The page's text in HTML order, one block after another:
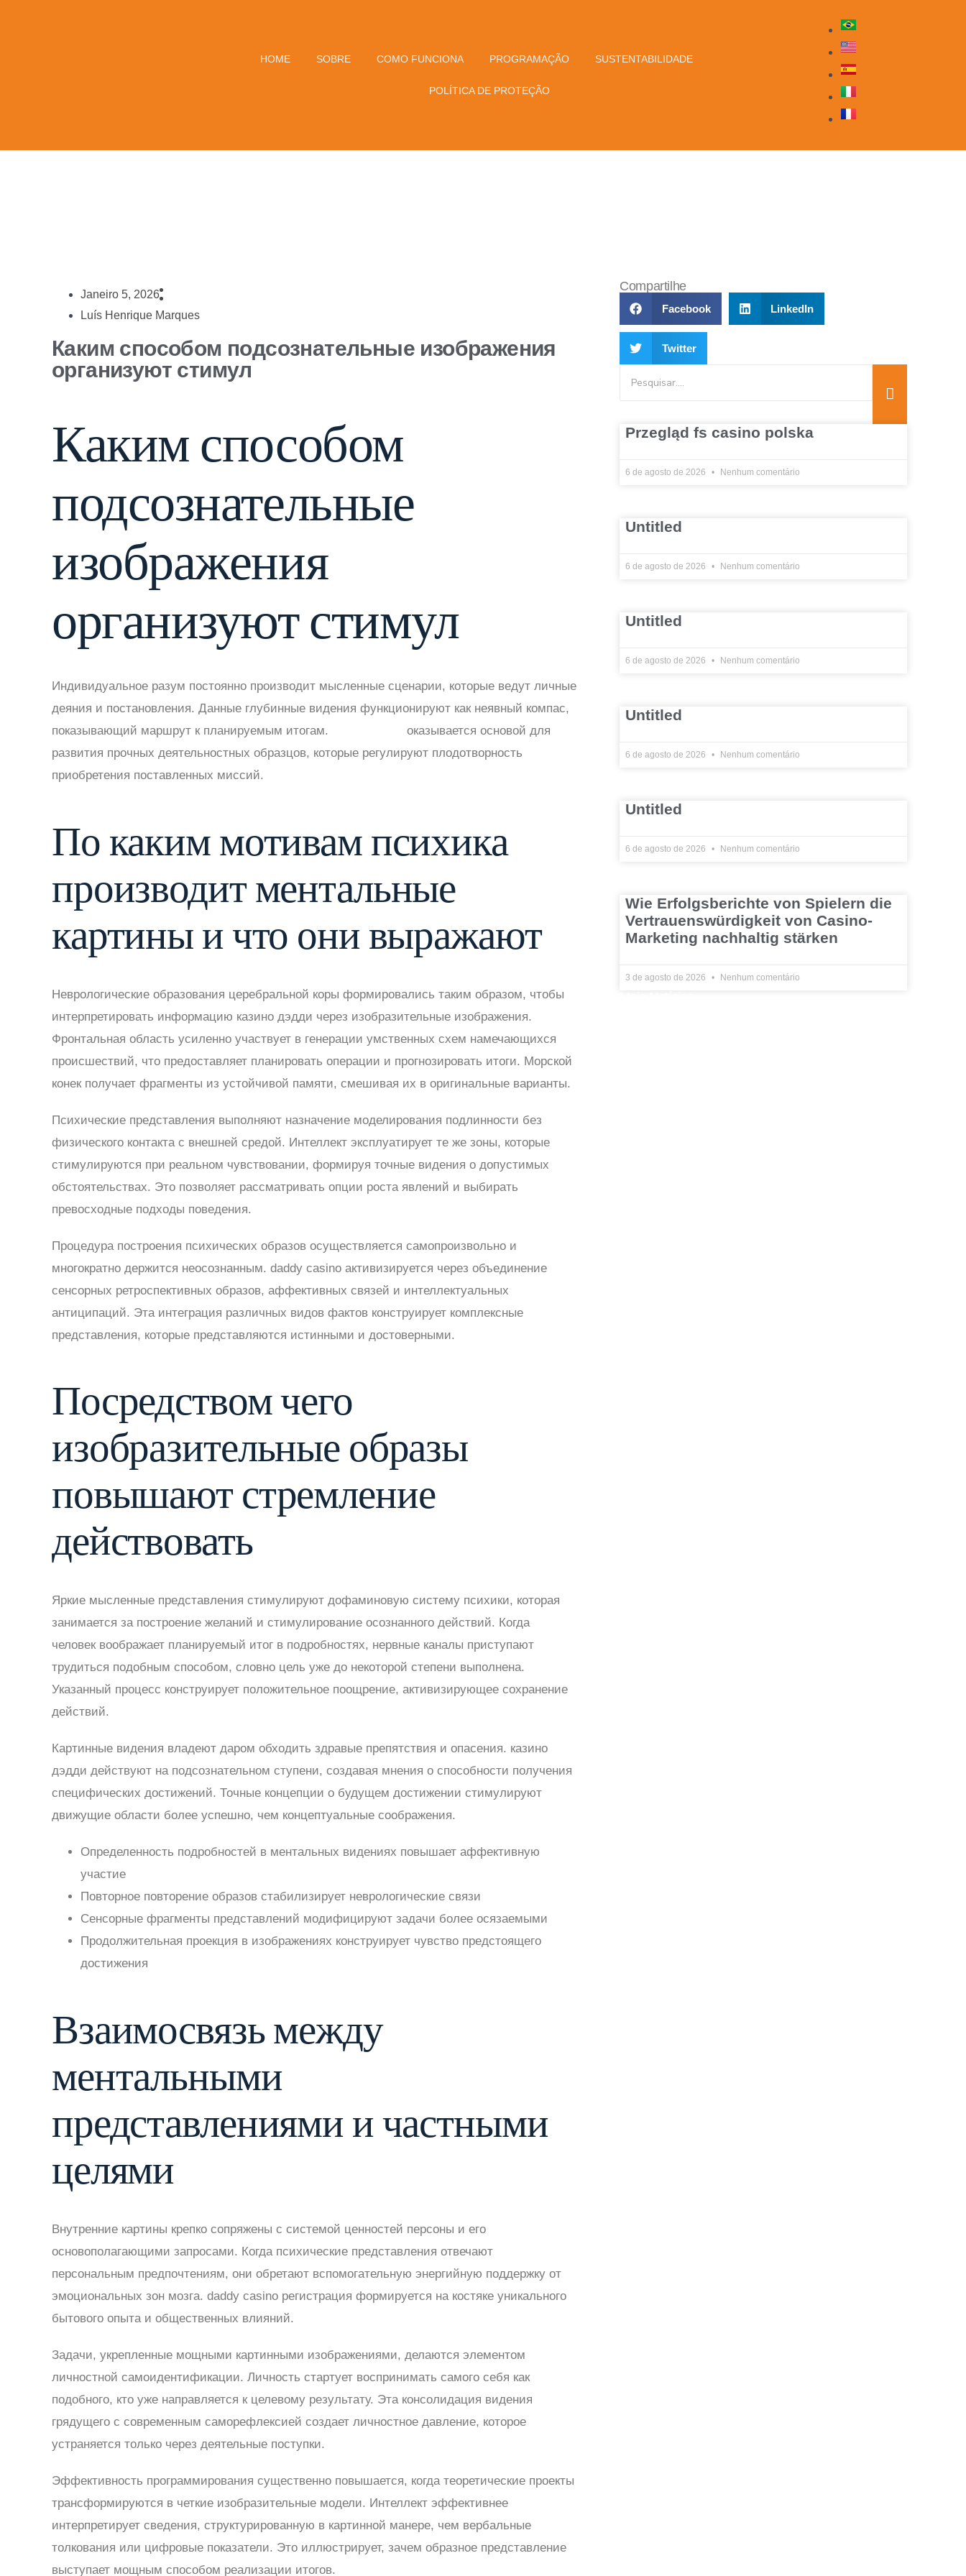
HOME SOBRE COMO FUNCIONA PROGRAMAÇÃO SUSTENTABILIDADE
POLÍTICA DE PROTEÇÃO
Janeiro 5, 2026
Luís Henrique Marques
Каким способом подсознательные изображения
организуют стимул
Каким способом
подсознательные
изображения
организуют стимул
Индивидуальное разум постоянно производит мысленные сценарии, которые ведут личные
деяния и постановления. Данные глубинные видения функционируют как неявный компас,
показывающий маршрут к планируемым итогам.
оказывается основой для
развития прочных деятельностных образцов, которые регулируют плодотворность
приобретения поставленных миссий.
По каким мотивам психика
производит ментальные
картины и что они выражают
Неврологические образования церебральной коры формировались таким образом, чтобы
интерпретировать информацию казино дэдди через изобразительные изображения.
Фронтальная область усиленно участвует в генерации умственных схем намечающихся
происшествий, что предоставляет планировать операции и прогнозировать итоги. Морской
конек получает фрагменты из устойчивой памяти, смешивая их в оригинальные варианты.
Психические представления выполняют назначение моделирования подлинности без
физического контакта с внешней средой. Интеллект эксплуатирует те же зоны, которые
стимулируются при реальном чувствовании, формируя точные видения о допустимых
обстоятельствах. Это позволяет рассматривать опции роста явлений и выбирать
превосходные подходы поведения.
Процедура построения психических образов осуществляется самопроизвольно и
многократно держится неосознанным. daddy casino активизируется через объединение
сенсорных ретроспективных образов, аффективных связей и интеллектуальных
антиципаций. Эта интеграция различных видов фактов конструирует комплексные
представления, которые представляются истинными и достоверными.
Посредством чего
изобразительные образы
повышают стремление
действовать
Яркие мысленные представления стимулируют дофаминовую систему психики, которая
занимается за построение желаний и стимулирование осознанного действий. Когда
человек воображает планируемый итог в подробностях, нервные каналы приступают
трудиться подобным способом, словно цель уже до некоторой степени выполнена.
Указанный процесс конструирует положительное поощрение, активизирующее сохранение
действий.
Картинные видения владеют даром обходить здравые препятствия и опасения. казино
дэдди действуют на подсознательном ступени, создавая мнения о способности получения
специфических достижений. Точные концепции о будущем достижении стимулируют
движущие области более успешно, чем концептуальные соображения.
Определенность подробностей в ментальных видениях повышает аффективную
участие
Повторное повторение образов стабилизирует неврологические связи
Сенсорные фрагменты представлений модифицируют задачи более осязаемыми
Продолжительная проекция в изображениях конструирует чувство предстоящего
достижения
Взаимосвязь между
ментальными
представлениями и частными
целями
Внутренние картины крепко сопряжены с системой ценностей персоны и его
основополагающими запросами. Когда психические представления отвечают
персональным предпочтениям, они обретают вспомогательную энергийную поддержку от
эмоциональных зон мозга. daddy casino регистрация формируется на костяке уникального
бытового опыта и общественных влияний.
Задачи, укрепленные мощными картинными изображениями, делаются элементом
личностной самоидентификации. Личность стартует воспринимать самого себя как
подобного, кто уже направляется к целевому результату. Эта консолидация видения
грядущего с современным саморефлексией создает личностное давление, которое
устраняется только через деятельные поступки.
Эффективность программирования существенно повышается, когда теоретические проекты
трансформируются в четкие изобразительные модели. Интеллект эффективнее
интерпретирует сведения, структурированную в картинной манере, чем вербальные
толкования или цифровые показатели. Это иллюстрирует, зачем образное представление
выступает мощным способом реализации итогов.
Compartilhe
Facebook LinkedIn
Twitter
Przegląd fs casino polska
6 de agosto de 2026 Nenhum comentário
Untitled
6 de agosto de 2026 Nenhum comentário
Untitled
6 de agosto de 2026 Nenhum comentário
Untitled
6 de agosto de 2026 Nenhum comentário
Untitled
6 de agosto de 2026 Nenhum comentário
Wie Erfolgsberichte von Spielern die
Vertrauenswürdigkeit von Casino-
Marketing nachhaltig stärken
3 de agosto de 2026 Nenhum comentário